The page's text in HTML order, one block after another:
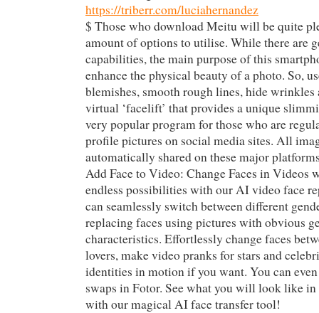
https://triberr.com/luciahernandez
$ Those who download Meitu will be quite
amount of options to utilise. While there are
capabilities, the main purpose of this
enhance the physical beauty of a photo. So,
blemishes, smooth rough lines, hide wrinkles
virtual ‘facelift’ that provides a unique
very popular program for those who are
profile pictures on social media sites. All
automatically shared on these major
Add Face to Video: Change Faces in Videos
endless possibilities with our AI video face
can seamlessly switch between different
replacing faces using pictures with obvious
characteristics. Effortlessly change faces
lovers, make video pranks for stars and
identities in motion if you want. You can
swaps in Fotor. See what you will look like
with our magical AI face transfer tool!